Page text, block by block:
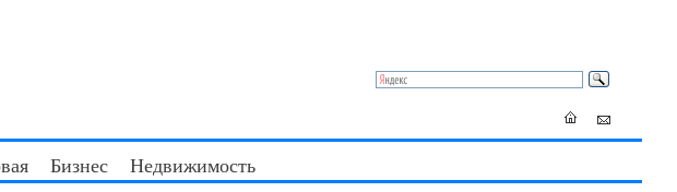
Бизнес Недвижимость